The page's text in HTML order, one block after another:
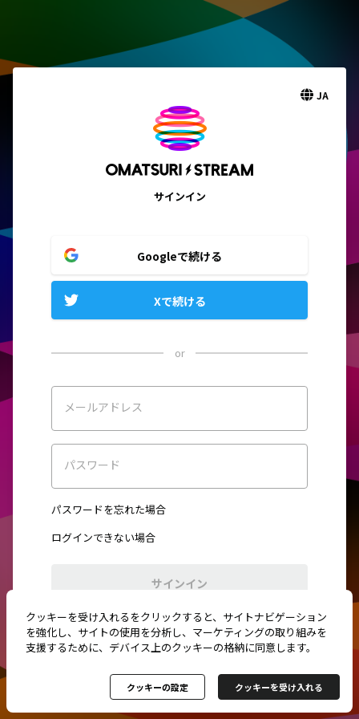
JA
サインイン
Googleで続ける
Xで続ける
or
メールアドレス
パスワード
パスワードを忘れた場合
ログインできない場合
サインイン
初めてご利用ですか？新規登録
クッキーを受け入れるをクリックすると、サイトナビゲーション
を強化し、サイトの使用を分析し、マーケティングの取り組みを
支援するために、デバイス上のクッキーの格納に同意します。
クッキーの設定 クッキーを受け入れる